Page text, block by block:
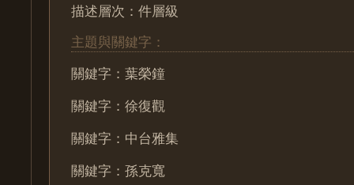
描述層次：件層級
主題與關鍵字：
關鍵字：葉榮鐘
關鍵字：徐復觀
關鍵字：中台雅集
關鍵字：孫克寬